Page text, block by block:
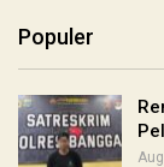
Populer